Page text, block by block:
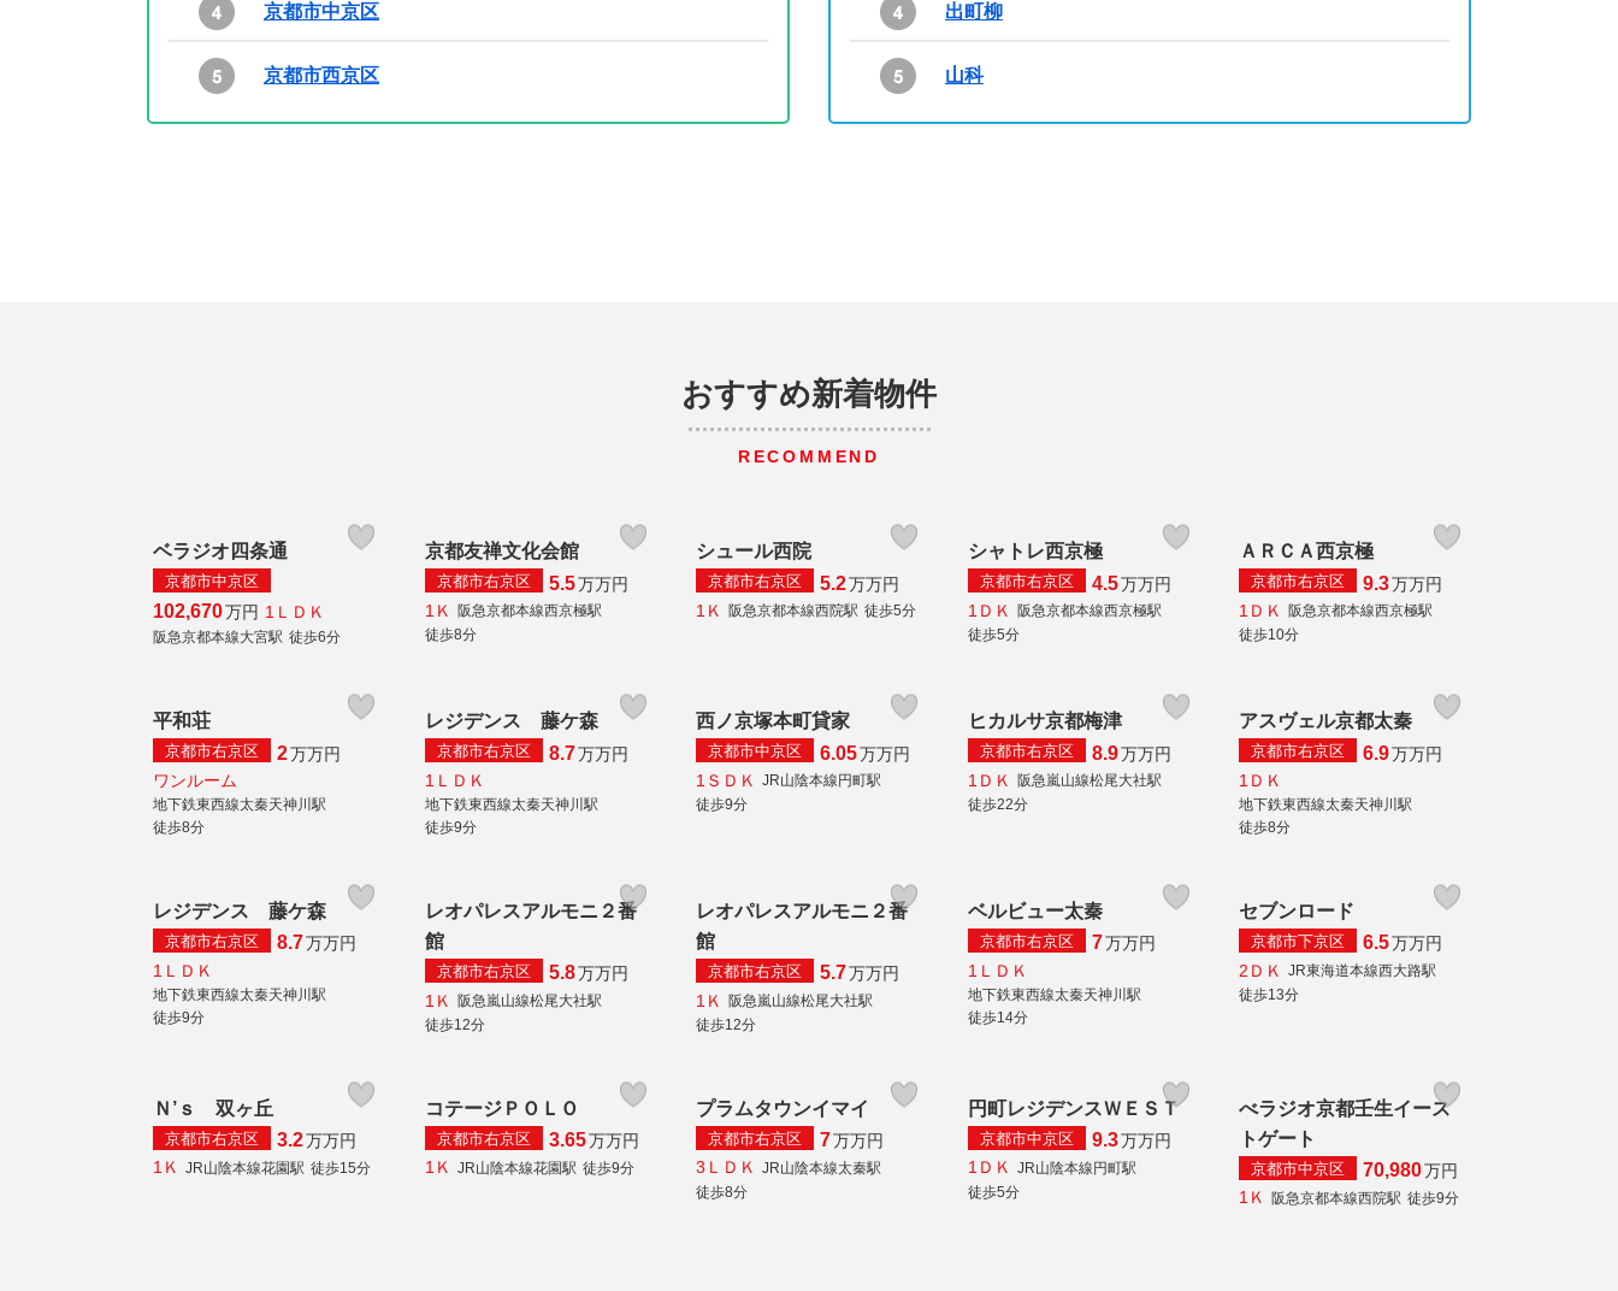
京都市中京区
京都市西京区
出町柳
山科
おすすめ新着物件
RECOMMEND
ベラジオ四条通
京都市中京区
102,670万円 1ＬＤＫ
阪急京都本線大宮駅 徒歩6分
京都友禅文化会館
京都市右京区 5.5万万円
1Ｋ
阪急京都本線西京極駅
徒歩8分
シュール西院
京都市右京区 5.2万万円
1Ｋ
阪急京都本線西院駅 徒歩5分
シャトレ西京極
京都市右京区 4.5万万円
1ＤＫ
阪急京都本線西京極駅
徒歩5分
ＡＲＣＡ西京極
京都市右京区 9.3万万円
1ＤＫ
阪急京都本線西京極駅
徒歩10分
平和荘
京都市右京区 2万万円
ワンルーム
地下鉄東西線太秦天神川駅
徒歩8分
レジデンス 藤ケ森
京都市右京区 8.7万万円
1ＬＤＫ
地下鉄東西線太秦天神川駅
徒歩9分
西ノ京塚本町貸家
京都市中京区 6.05万万円
1ＳＤＫ
JR山陰本線円町駅
徒歩9分
ヒカルサ京都梅津
京都市右京区 8.9万万円
1ＤＫ
阪急嵐山線松尾大社駅
徒歩22分
アスヴェル京都太秦
京都市右京区 6.9万万円
1ＤＫ
地下鉄東西線太秦天神川駅
徒歩8分
レジデンス 藤ケ森
京都市右京区 8.7万万円
1ＬＤＫ
地下鉄東西線太秦天神川駅
徒歩9分
レオパレスアルモニ２番
館
京都市右京区 5.8万万円
1Ｋ
阪急嵐山線松尾大社駅
徒歩12分
レオパレスアルモニ２番
館
京都市右京区 5.7万万円
1Ｋ
阪急嵐山線松尾大社駅
徒歩12分
ベルビュー太秦
京都市右京区 7万万円
1ＬＤＫ
地下鉄東西線太秦天神川駅
徒歩14分
セブンロード
京都市下京区 6.5万万円
2ＤＫ
JR東海道本線西大路駅
徒歩13分
Ｎ’ｓ 双ヶ丘
京都市右京区 3.2万万円
1Ｋ JR山陰本線花園駅 徒歩15分
コテージＰＯＬＯ
京都市右京区 3.65万万円
1Ｋ JR山陰本線花園駅 徒歩9分
プラムタウンイマイ
京都市右京区 7万万円
3ＬＤＫ JR山陰本線太秦駅
徒歩8分
円町レジデンスＷＥＳＴ
京都市中京区 9.3万万円
1ＤＫ JR山陰本線円町駅
徒歩5分
べラジオ京都壬生イース
トゲート
京都市中京区 70,980万円
1Ｋ 阪急京都本線西院駅 徒歩9分